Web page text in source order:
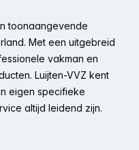
toonaangevende
Met een uitgebreid
vakman en
Luijten-VVZ kent
eigen specifieke
altijd leidend zijn.